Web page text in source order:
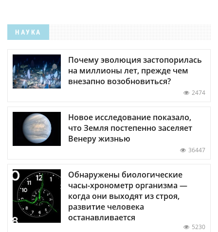
НАУКА
Почему эволюция застопорилась
на миллионы лет, прежде чем
внезапно возобновиться?
2474
Новое исследование показало,
что Земля постепенно заселяет
Венеру жизнью
36447
Обнаружены биологические
часы-хронометр организма —
когда они выходят из строя,
развитие человека
останавливается
5230